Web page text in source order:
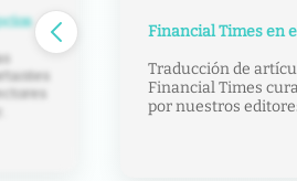
del
Contenido exclusivo
Notas y análisis con
mirada crítica sobre
economía, política y
sociedad.